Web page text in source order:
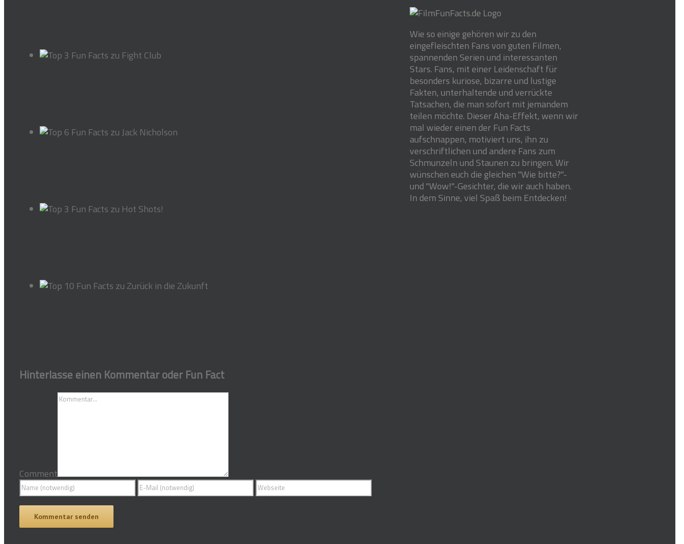
Hinterlasse einen Kommentar oder Fun Fact
Comment
Wie so einige gehören wir zu den
eingefleischten Fans von guten Filmen,
spannenden Serien und interessanten
Stars. Fans, mit einer Leidenschaft für
besonders kuriose, bizarre und lustige
Fakten, unterhaltende und verrückte
Tatsachen, die man sofort mit jemandem
teilen möchte. Dieser Aha-Effekt, wenn wir
mal wieder einen der Fun Facts
aufschnappen, motiviert uns, ihn zu
verschriftlichen und andere Fans zum
Schmunzeln und Staunen zu bringen. Wir
wünschen euch die gleichen "Wie bitte?"-
und "Wow!"-Gesichter, die wir auch haben.
In dem Sinne, viel Spaß beim Entdecken!